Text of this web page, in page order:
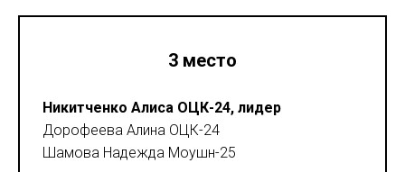
3 место
Никитченко Алиса ОЦК-24, лидер
Дорофеева Алина ОЦК-24
Шамова Надежда Моушн-25